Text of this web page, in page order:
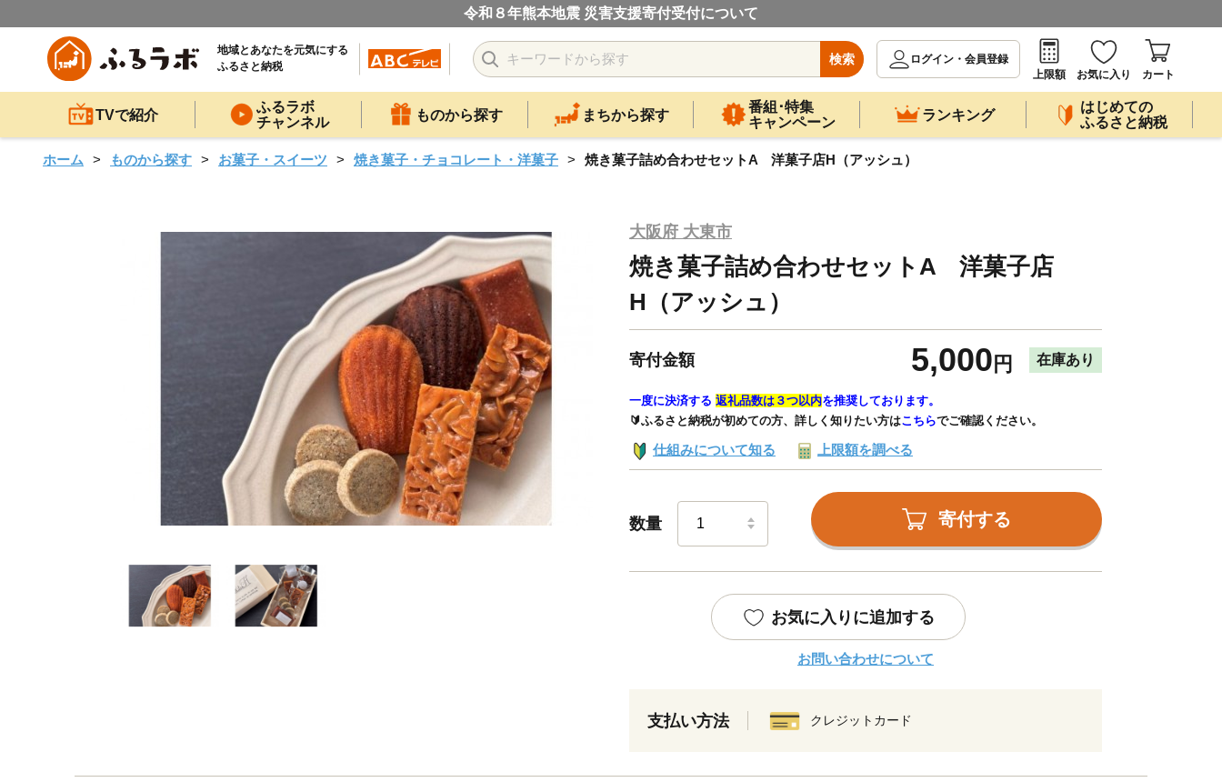
令和８年熊本地震 災害支援寄付受付について
地域とあなたを元気にする
ふるさと納税
検索
ログイン・会員登録
上限額
お気に入り カート
TVで紹介
ふるラボ
チャンネル
ものから探す まちから探す
番組･特集
キャンペーン
ランキング
はじめての
ふるさと納税
ホーム ものから探す お菓子・スイーツ 焼き菓子・チョコレート・洋菓子 焼き菓子詰め合わせセットA 洋菓子店H（アッシュ）
大阪府 大東市
焼き菓子詰め合わせセットA 洋菓子店
H（アッシュ）
寄付金額 5,000 円 在庫あり
一度に決済する 返礼品数は３つ以内を推奨しております。
🔰ふるさと納税が初めての方、詳しく知りたい方はこちらでご確認ください。
仕組みについて知る 上限額を調べる
数量 寄付する
お気に入りに追加する
お問い合わせについて
支払い方法 クレジットカード